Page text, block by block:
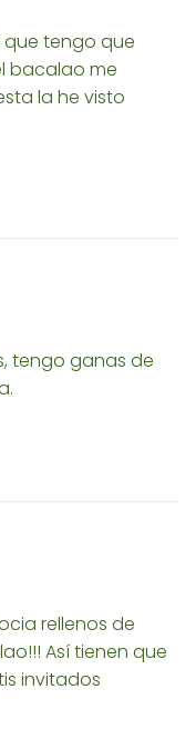
que tengo que
bacalao me
la he visto
tengo ganas de
rellenos de
Así tienen que
invitados